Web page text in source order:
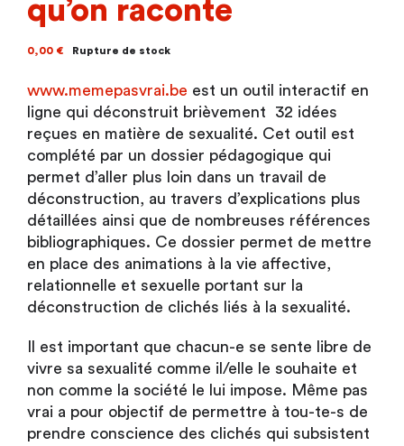
qu’on raconte
0,00 € Rupture de stock
www.memepasvrai.be est un outil interactif en
ligne qui déconstruit brièvement 32 idées
reçues en matière de sexualité. Cet outil est
complété par un dossier pédagogique qui
permet d’aller plus loin dans un travail de
déconstruction, au travers d’explications plus
détaillées ainsi que de nombreuses références
bibliographiques. Ce dossier permet de mettre
en place des animations à la vie affective,
relationnelle et sexuelle portant sur la
déconstruction de clichés liés à la sexualité.
Il est important que chacun-e se sente libre de
vivre sa sexualité comme il/elle le souhaite et
non comme la société le lui impose. Même pas
vrai a pour objectif de permettre à tou-te-s de
prendre conscience des clichés qui subsistent